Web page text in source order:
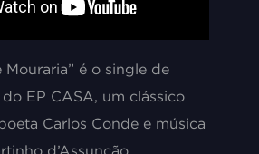
Mouraria” é o single de
EP CASA, um clássico
Carlos Conde e música
d’Assunção